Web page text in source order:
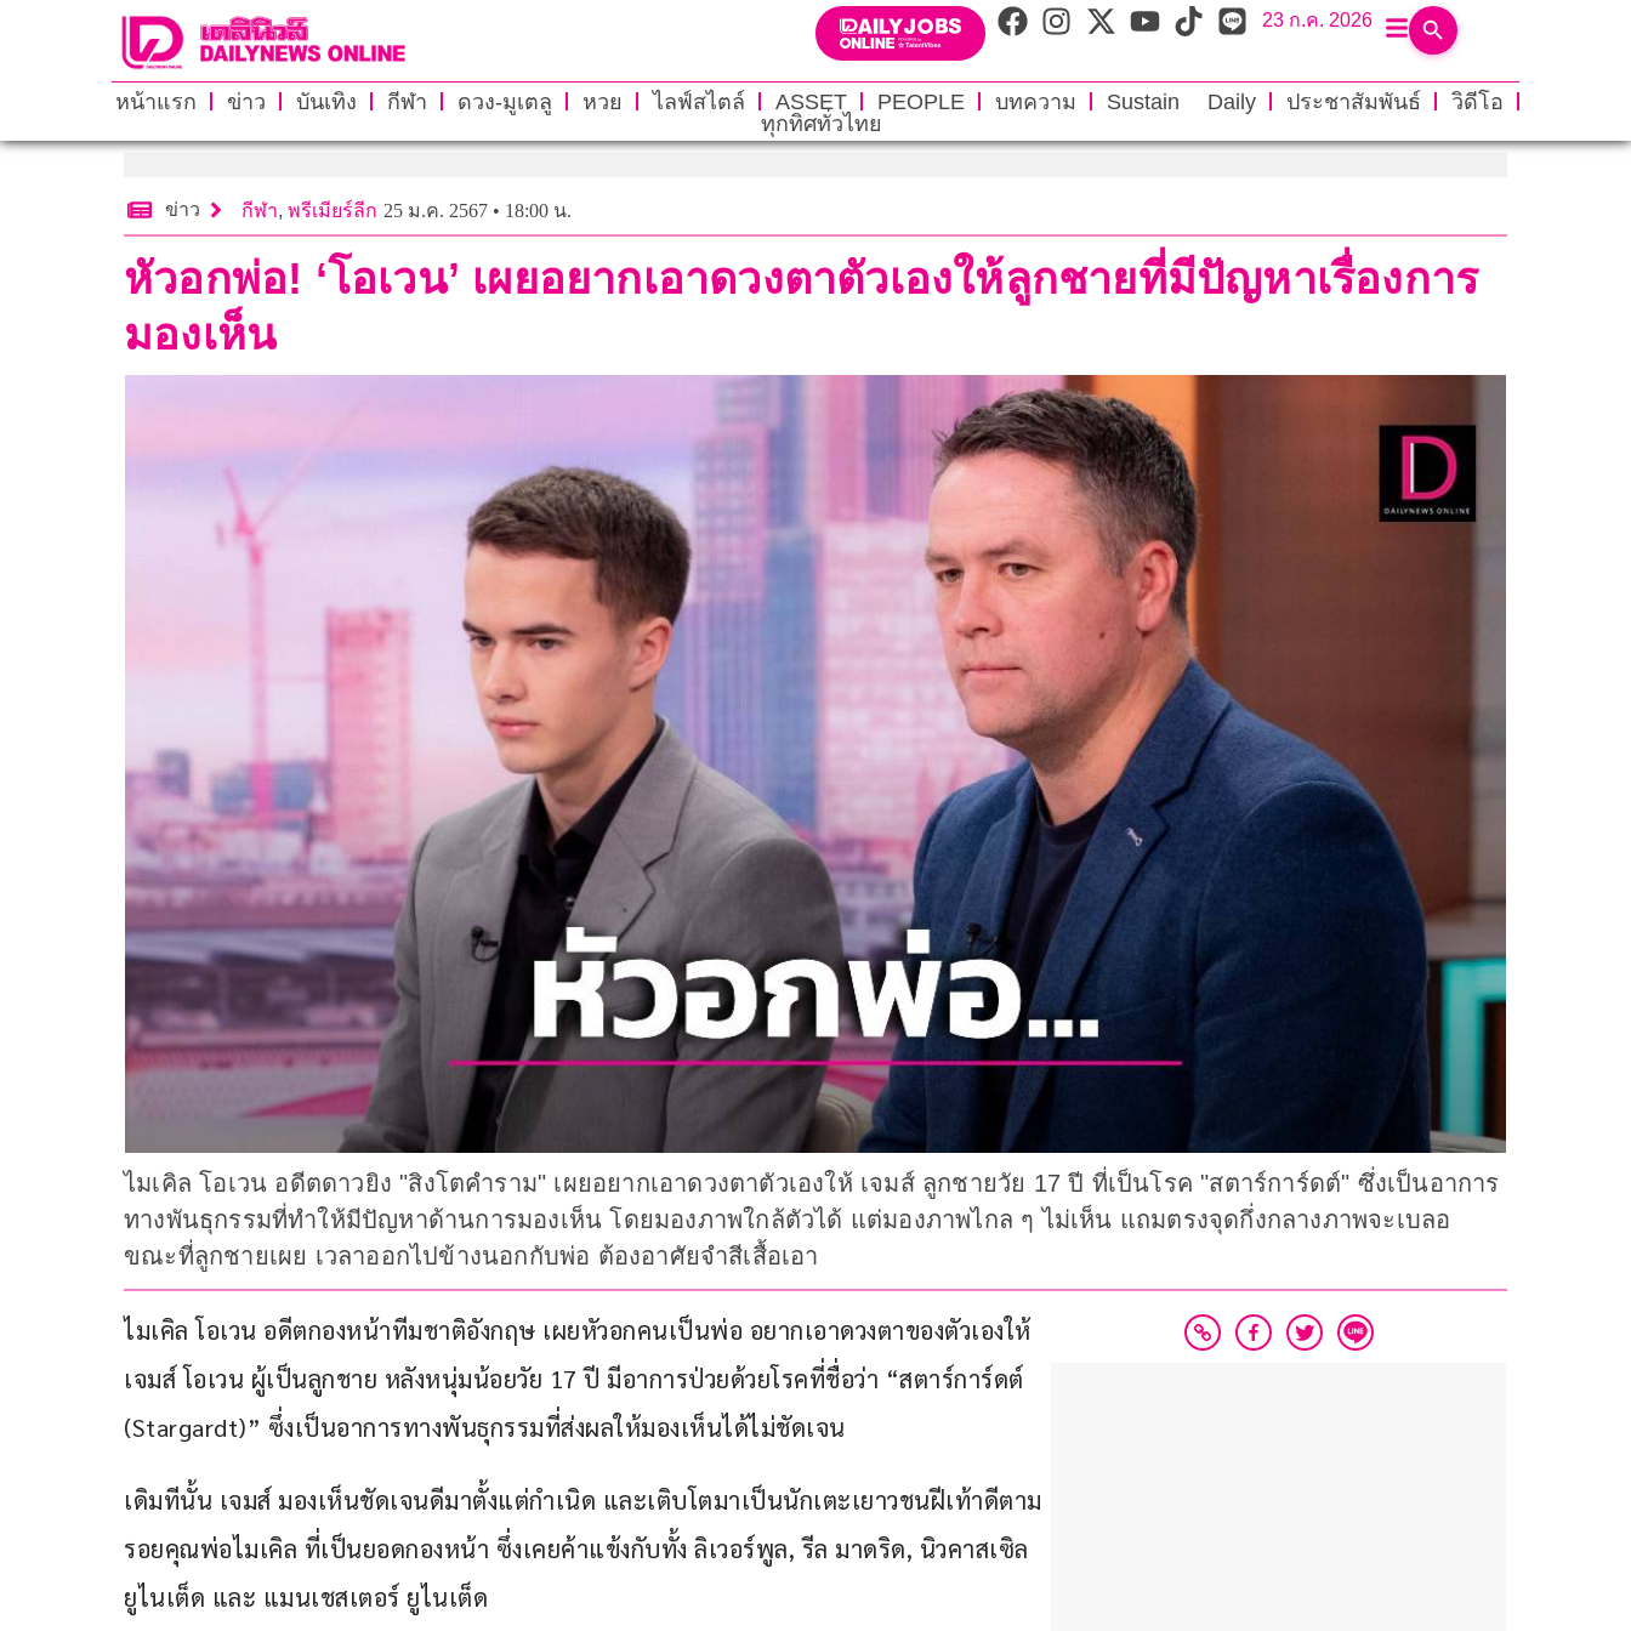
23 ก.ค. 2026
หน้าแรก ข่าว บันเทิง กีฬา ดวง-มูเตลู หวย ไลฟ์สไตล์ ASSET PEOPLE บทความ Sustain Daily ประชาสัมพันธ์
วิดีโอ
ทุกทิศทั่วไทย
ข่าว กีฬา, พรีเมียร์ลีก 25 ม.ค. 2567 • 18:00 น.
หัวอกพ่อ! ‘โอเวน’ เผยอยากเอาดวงตาตัวเองให้ลูกชายที่มีปัญหาเรื่องการ
มองเห็น
ไมเคิล โอเวน อดีตดาวยิง "สิงโตคำราม" เผยอยากเอาดวงตาตัวเองให้ เจมส์ ลูกชายวัย 17 ปี ที่เป็นโรค "สตาร์การ์ดต์" ซึ่งเป็นอาการ
ทางพันธุกรรมที่ทำให้มีปัญหาด้านการมองเห็น โดยมองภาพใกล้ตัวได้ แต่มองภาพไกล ๆ ไม่เห็น แถมตรงจุดกึ่งกลางภาพจะเบลอ
ขณะที่ลูกชายเผย เวลาออกไปข้างนอกกับพ่อ ต้องอาศัยจำสีเสื้อเอา
ไมเคิล โอเวน อดีตกองหน้าทีมชาติอังกฤษ เผยหัวอกคนเป็นพ่อ อยากเอาดวงตาของตัวเองให้
เจมส์ โอเวน ผู้เป็นลูกชาย หลังหนุ่มน้อยวัย 17 ปี มีอาการป่วยด้วยโรคที่ชื่อว่า “สตาร์การ์ดต์
(Stargardt)” ซึ่งเป็นอาการทางพันธุกรรมที่ส่งผลให้มองเห็นได้ไม่ชัดเจน
เดิมทีนั้น เจมส์ มองเห็นชัดเจนดีมาตั้งแต่กำเนิด และเติบโตมาเป็นนักเตะเยาวชนฝีเท้าดีตาม
รอยคุณพ่อไมเคิล ที่เป็นยอดกองหน้า ซึ่งเคยค้าแข้งกับทั้ง ลิเวอร์พูล, รีล มาดริด, นิวคาสเซิล
ยูไนเต็ด และ แมนเชสเตอร์ ยูไนเต็ด